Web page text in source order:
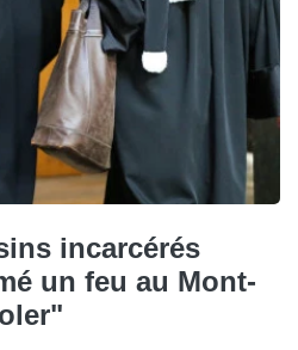
incarcérés
un feu au Mont-